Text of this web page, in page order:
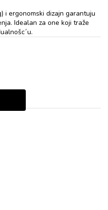
i ergonomski dizajn garantuju
Idealan za one koji traže